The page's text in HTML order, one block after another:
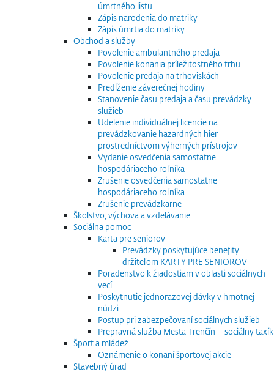
úmrtného listu
Zápis narodenia do matriky
Zápis úmrtia do matriky
Obchod a služby
Povolenie ambulantného predaja
Povolenie konania príležitostného trhu
Povolenie predaja na trhoviskách
Predĺženie záverečnej hodiny
Stanovenie času predaja a času prevádzky
služieb
Udelenie individuálnej licencie na
prevádzkovanie hazardných hier
prostredníctvom výherných prístrojov
Vydanie osvedčenia samostatne
hospodáriaceho roľníka
Zrušenie osvedčenia samostatne
hospodáriaceho roľníka
Zrušenie prevádzkarne
Školstvo, výchova a vzdelávanie
Sociálna pomoc
Karta pre seniorov
Prevádzky poskytujúce benefity
držiteľom KARTY PRE SENIOROV
Poradenstvo k žiadostiam v oblasti sociálnych
vecí
Poskytnutie jednorazovej dávky v hmotnej
núdzi
Postup pri zabezpečovaní sociálnych služieb
Prepravná služba Mesta Trenčín – sociálny taxík
Šport a mládež
Oznámenie o konaní športovej akcie
Stavebný úrad